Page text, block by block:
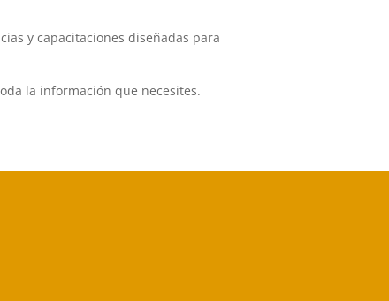
y capacitaciones diseñadas para
la información que necesites.